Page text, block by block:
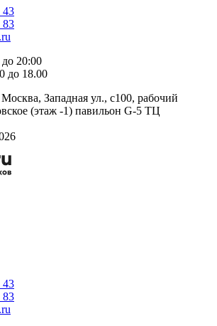
43
83
20:00
до 18.00
Москва, Западная ул., с100, рабочий
(этаж -1) павильон G-5 ТЦ
43
83